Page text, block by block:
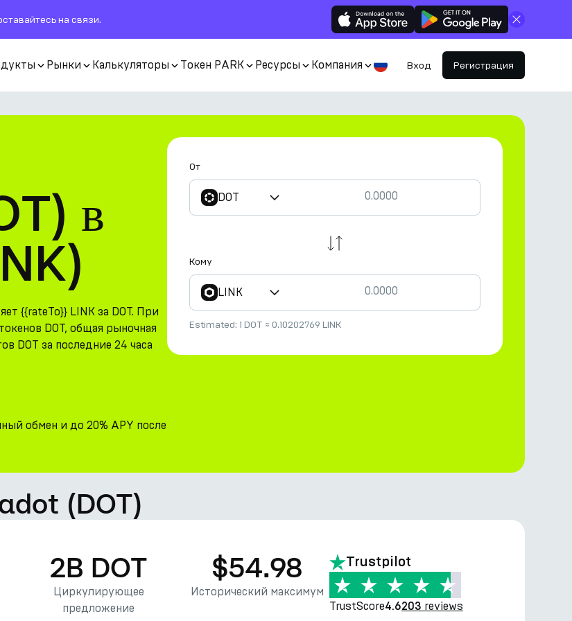
на связи. Закрыть
Рынки Калькуляторы Токен PARK Ресурсы Компания Вход Регистрация
в
{{rateTo}} LINK за DOT. При
DOT, общая рыночная
DOT за последние 24 часа
обмен и до 20% APY после
От
DOT
Кому
LINK
Estimated: 1 DOT ≈ 0.10202769 LINK
(DOT)
2B DOT
Циркулирующее
предложение
$54.98
Исторический максимум
Trustpilot
TrustScore4.6203 reviews